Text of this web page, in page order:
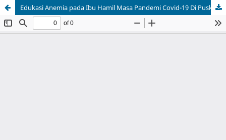
Edukasi Anemia pada Ibu Hamil Masa Pandemi Covid-19 Di Puskesmas Pembantu Tondo Kota Palu